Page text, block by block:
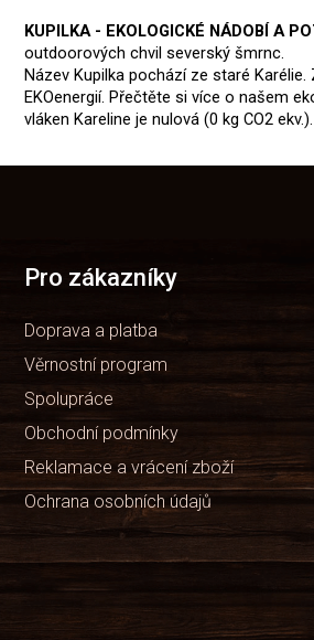
KUPILKA - EKOLOGICKÉ NÁDOBÍ A
outdoorových chvil severský šmrnc.
Název Kupilka pochází ze staré
EKOenergií. Přečtěte si více o našem
vláken Kareline je nulová (0 kg CO2 ekv.).
Pro zákazníky
Doprava a platba
Věrnostní program
Spolupráce
Obchodní podmínky
Reklamace a vrácení zboží
Ochrana osobních údajů